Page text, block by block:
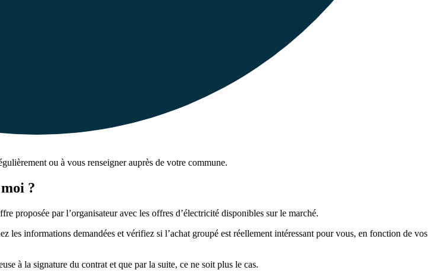
ou à vous renseigner auprès de votre commune.
?
proposée par l’organisateur avec les offres d’électricité disponibles sur le marché.
les informations demandées et vérifiez si l’achat groupé est réellement intéressant pour vous, en fonction de vos
à la signature du contrat et que par la suite, ce ne soit plus le cas.